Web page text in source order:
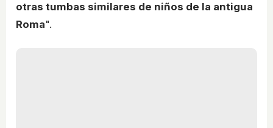
otras tumbas similares de niños de la antigua
Roma".